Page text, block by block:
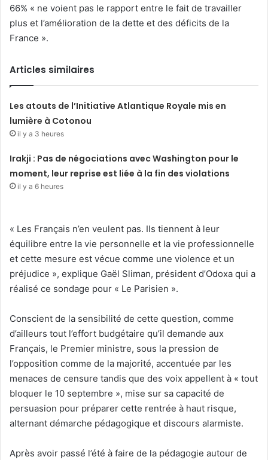
66% « ne voient pas le rapport entre le fait de travailler
plus et l’amélioration de la dette et des déficits de la
France ».
Articles similaires
Les atouts de l’Initiative Atlantique Royale mis en
lumière à Cotonou
il y a 3 heures
Irakji : Pas de négociations avec Washington pour le
moment, leur reprise est liée à la fin des violations
il y a 6 heures
« Les Français n’en veulent pas. Ils tiennent à leur
équilibre entre la vie personnelle et la vie professionnelle
et cette mesure est vécue comme une violence et un
préjudice », explique Gaël Sliman, président d’Odoxa qui a
réalisé ce sondage pour « Le Parisien ».
Conscient de la sensibilité de cette question, comme
d’ailleurs tout l’effort budgétaire qu’il demande aux
Français, le Premier ministre, sous la pression de
l’opposition comme de la majorité, accentuée par les
menaces de censure tandis que des voix appellent à « tout
bloquer le 10 septembre », mise sur sa capacité de
persuasion pour préparer cette rentrée à haut risque,
alternant démarche pédagogique et discours alarmiste.
Après avoir passé l’été à faire de la pédagogie autour de